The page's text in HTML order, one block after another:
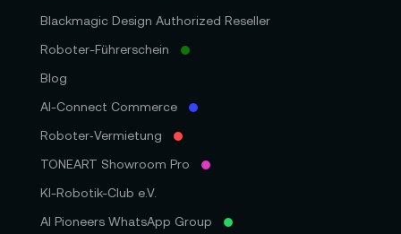
Blackmagic Design Authorized Reseller
Roboter-Führerschein
Blog
AI-Connect Commerce
Roboter‑Vermietung
TONEART Showroom Pro
KI-Robotik-Club e.V.
AI Pioneers WhatsApp Group